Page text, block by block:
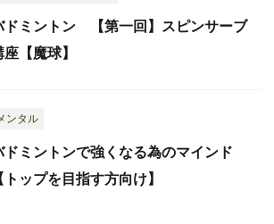
ドミントン 【第一回】スピンサーブ
座【魔球】
ンタル
ドミントンで強くなる為のマインド
トップを目指す方向け】